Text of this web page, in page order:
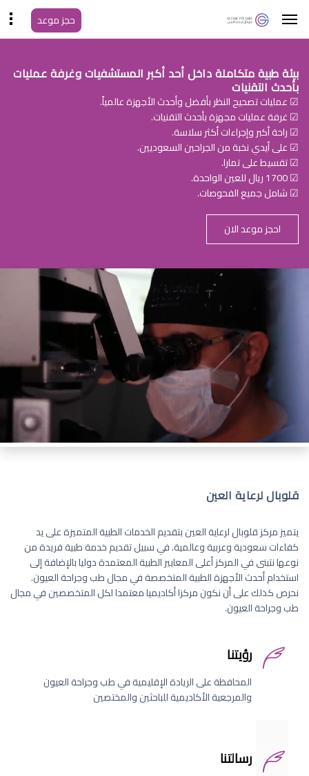
حجز موعد
بيئة طبية متكاملة داخل أحد أكبر المستشفيات وغرفة عمليات
بأحدث التقنيات
☑ عمليات تصحيح النظر بأفضل وأحدث الأجهزة عالمياً.
☑ غرفة عمليات مجهزة بأحدث التقنيات.
☑ راحة أكبر وإجراءات أكثر سلاسة.
☑ على أيدي نخبة من الجراحين السعوديين.
☑ تقسيط على تمارا.
☑ 1700 ريال للعين الواحدة.
☑ شامل جميع الفحوصات.
احجز موعد الان
قلوبال لرعاية العين
يتميز مركز قلوبال لرعاية العين بتقديم الخدمات الطبية المتميزة على يد
كفاءات سعودية وعربية وعالمية. في سبيل تقديم خدمة طبية فريدة من
نوعها نتبنى في المركز أعلى المعايير الطبية المعتمدة دوليا بالإضافة إلى
استخدام أحدث الأجهزة الطبية المتخصصة في مجال طب وجراحة العيون.
نحرص كذلك على أن نكون مركزا أكاديميا معتمدا لكل المتخصصين في مجال
طب وجراحة العيون.
رؤيتنا
المحافظة على الريادة الإقليمية في طب وجراحة العيون
والمرجعية الأكاديمية للباحثين والمختصين
رسالتنا